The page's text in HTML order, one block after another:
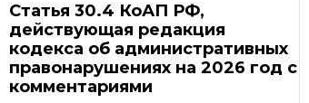
Статья 30.4 КоАП РФ,
действующая редакция
кодекса об административных
правонарушениях на 2026 год с
комментариями